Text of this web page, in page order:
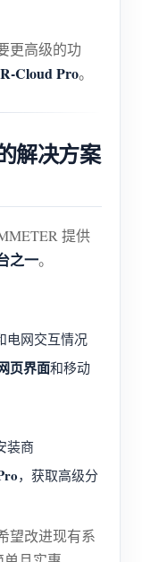
更高级的功
Cloud Pro。
解决方案
提供
之一。
电网交互情况
页界面和移动
装商
，获取高级分
望改进现有系